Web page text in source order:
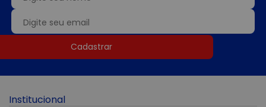
Cadastrar
Institucional